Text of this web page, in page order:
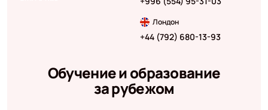
Лондон
+44 (792) 680-13-93
Обучение и образование
за рубежом